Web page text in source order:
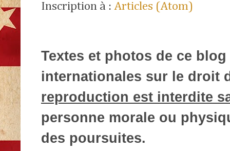
Inscription à : Articles (Atom)
Textes et photos de ce
internationales sur le droit
reproduction est interdite
personne morale ou
des poursuites.